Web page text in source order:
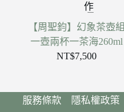
作
【周聖鈞】幻象茶壺組
一壺兩杯一茶海260ml
NT$7,500
服務條款 隱私權政策